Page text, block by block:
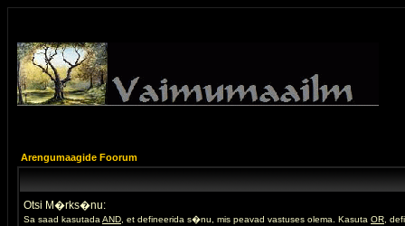
Arengumaagide Foorum
Otsi M�rks�nu:
Sa saad kasutada AND , et defineerida s�nu, mis peavad vastuses olema. Kasuta OR ,